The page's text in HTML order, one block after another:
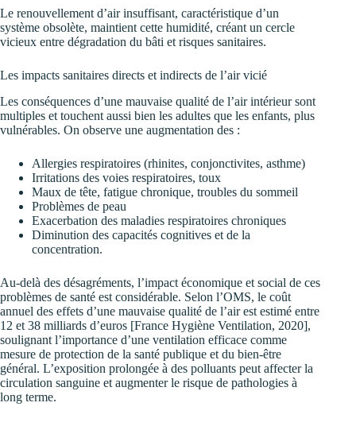
Le renouvellement d’air insuffisant, caractéristique d’un
système obsolète, maintient cette humidité, créant un cercle
vicieux entre dégradation du bâti et risques sanitaires.
Les impacts sanitaires directs et indirects de l’air vicié
Les conséquences d’une mauvaise qualité de l’air intérieur sont
multiples et touchent aussi bien les adultes que les enfants, plus
vulnérables. On observe une augmentation des :
Allergies respiratoires (rhinites, conjonctivites, asthme)
Irritations des voies respiratoires, toux
Maux de tête, fatigue chronique, troubles du sommeil
Problèmes de peau
Exacerbation des maladies respiratoires chroniques
Diminution des capacités cognitives et de la
concentration.
Au-delà des désagréments, l’impact économique et social de ces
problèmes de santé est considérable. Selon l’OMS, le coût
annuel des effets d’une mauvaise qualité de l’air est estimé entre
12 et 38 milliards d’euros [France Hygiène Ventilation, 2020],
soulignant l’importance d’une ventilation efficace comme
mesure de protection de la santé publique et du bien-être
général. L’exposition prolongée à des polluants peut affecter la
circulation sanguine et augmenter le risque de pathologies à
long terme.